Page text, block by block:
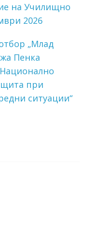
на Училищно
2026
„Млад
Пенка
при
ситуации“